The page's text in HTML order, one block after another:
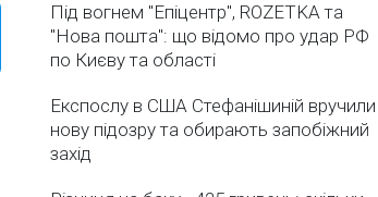
Під вогнем "Епіцентр", ROZETKA та
"Нова пошта": що відомо про удар РФ
по Києву та області
Експослу в США Стефанішиній вручили
нову підозру та обирають запобіжний
захід